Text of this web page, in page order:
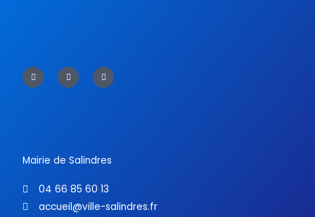
a
c
e
w
i
t
o
u
t
Mairie de Salindres
04 66 85 60 13
accueil@ville-salindres.fr